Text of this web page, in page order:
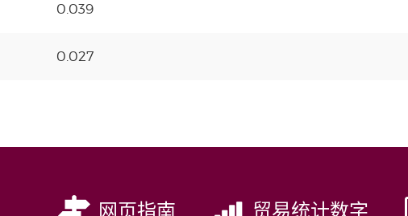
0.039
0.027
网页指南 贸易统计数字